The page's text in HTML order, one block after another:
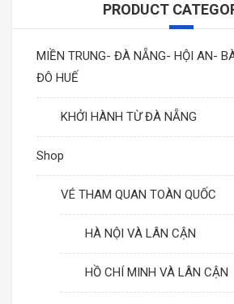
PRODUCT
MIỀN TRUNG- ĐÀ NẴNG- HỘI AN-
ĐÔ HUẾ
KHỞI HÀNH TỪ ĐÀ NẴNG
Shop
VÉ THAM QUAN TOÀN QUỐC
HÀ NỘI VÀ LÂN CẬN
HỒ CHÍ MINH VÀ LÂN CẬN